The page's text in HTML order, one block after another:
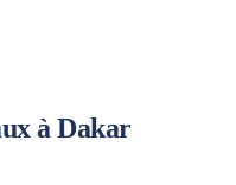
à Dakar